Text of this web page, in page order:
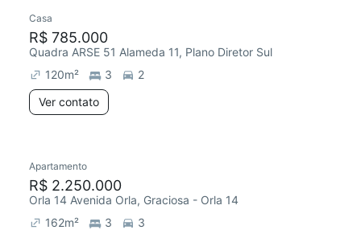
Casa
R$ 785.000
Quadra ARSE 51 Alameda 11, Plano Diretor Sul
120m² 3
2
Ver contato
Apartamento
R$ 2.250.000
Orla 14 Avenida Orla, Graciosa - Orla 14
162m² 3
3